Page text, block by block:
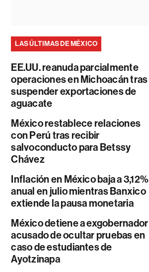
LAS ÚLTIMAS DE MÉXICO
EE.UU. reanuda parcialmente
operaciones en Michoacán tras
suspender exportaciones de
aguacate
México restablece relaciones
con Perú tras recibir
salvoconducto para Betssy
Chávez
Inflación en México baja a 3,12%
anual en julio mientras Banxico
extiende la pausa monetaria
México detiene a exgobernador
acusado de ocultar pruebas en
caso de estudiantes de
Ayotzinapa